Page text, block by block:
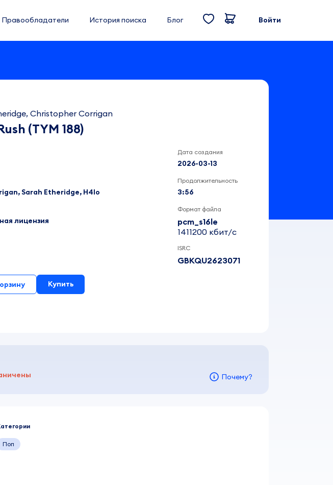
Правообладатели История поиска Блог Войти
Christopher Corrigan
(TYM 188)
Sarah Etheridge, H4lo
лицензия
Дата создания
2026-03-13
Продолжительность
3:56
Формат файла
pcm_s16le
1411200 кбит/c
ISRC
GBKQU2623071
Купить
Почему?
Поп